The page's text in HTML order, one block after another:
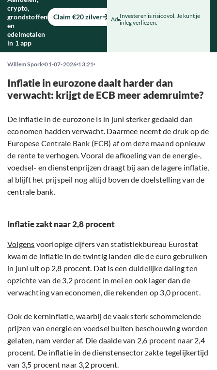
crypto,
grondstoffen
en
edelmetalen
in 1 app
Claim €20 zilver Ad Investeren is risicovol. Je kunt je
inleg verliezen.
Willem Spork 01-07-2026 13:21
Inflatie in eurozone daalt harder dan
verwacht: krijgt de ECB meer ademruimte?
De inflatie in de eurozone is in juni sterker gedaald dan
economen hadden verwacht. Daarmee neemt de druk op de
Europese Centrale Bank (ECB) af om deze maand opnieuw
de rente te verhogen. Vooral de afkoeling van de energie-,
voedsel- en dienstenprijzen draagt bij aan de lagere inflatie,
al blijft het prijspeil nog altijd boven de doelstelling van de
centrale bank.
Inflatie zakt naar 2,8 procent
Volgens voorlopige cijfers van statistiekbureau Eurostat
kwam de inflatie in de twintig landen die de euro gebruiken
in juni uit op 2,8 procent. Dat is een duidelijke daling ten
opzichte van de 3,2 procent in mei en ook lager dan de
verwachting van economen, die rekenden op 3,0 procent.
Ook de kerninflatie, waarbij de vaak sterk schommelende
prijzen van energie en voedsel buiten beschouwing worden
gelaten, nam verder af. Die daalde van 2,6 procent naar 2,4
procent. De inflatie in de dienstensector zakte tegelijkertijd
van 3,5 procent naar 3,2 procent.